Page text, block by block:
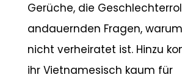
Gerüche, die
andauernden Fragen,
nicht verheiratet ist. Hinzu
ihr Vietnamesisch kaum für